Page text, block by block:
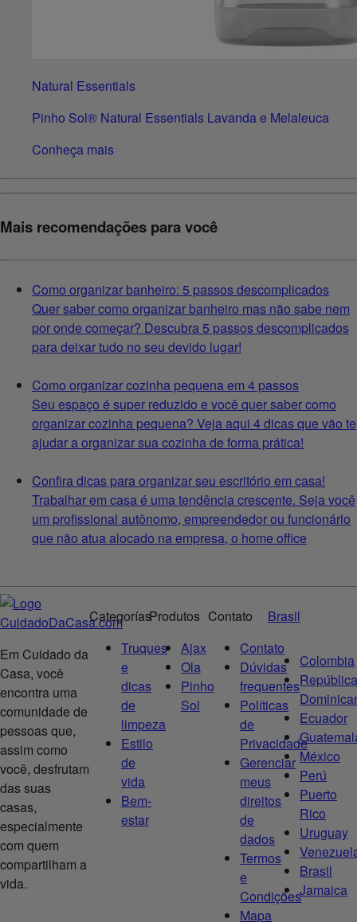
Natural Essentials
Pinho Sol® Natural Essentials Lavanda e Melaleuca
Conheça mais
Mais recomendações para você
Como organizar banheiro: 5 passos descomplicados
Quer saber como organizar banheiro mas não sabe nem
por onde começar? Descubra 5 passos descomplicados
para deixar tudo no seu devido lugar!
Como organizar cozinha pequena em 4 passos
Seu espaço é super reduzido e você quer saber como
organizar cozinha pequena? Veja aqui 4 dicas que vão te
ajudar a organizar sua cozinha de forma prática!
Confira dicas para organizar seu escritório em casa!
Trabalhar em casa é uma tendência crescente. Seja você
um profissional autônomo, empreendedor ou funcionário
que não atua alocado na empresa, o home office
Em Cuidado da
Casa, você
encontra uma
comunidade de
pessoas que,
assim como
você, desfrutam
das suas
casas,
especialmente
com quem
compartilham a
vida.
Categorías
Truques
e
dicas
de
limpeza
Estilo
de
vida
Bem-
estar
Produtos
Ajax
Ola
Pinho
Sol
Contato
Contato
Dúvidas
frequentes
Políticas
de
Privacidade
Gerenciar
meus
direitos
de
dados
Termos
e
Condições
Mapa
Brasil
Colombia
República
Ecuador
México
Perú
Puerto
Rico
Uruguay
Brasil
Jamaica